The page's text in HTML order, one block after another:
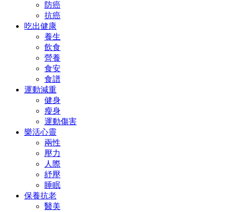
防癌
抗癌
吃出健康
養生
飲食
營養
食安
食譜
運動減重
健身
瘦身
運動傷害
樂活心靈
兩性
壓力
人際
紓壓
睡眠
保養抗老
醫美